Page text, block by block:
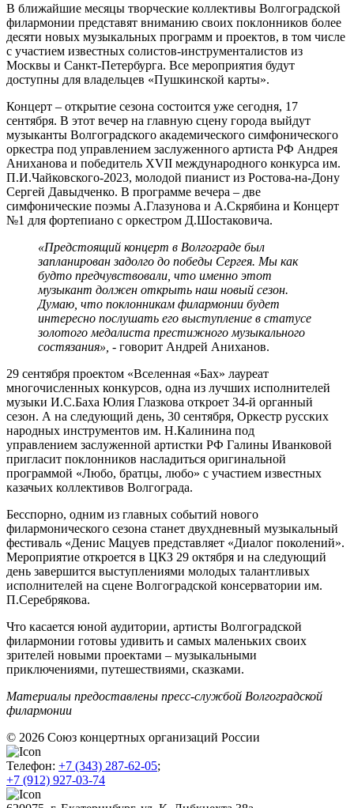
В ближайшие месяцы творческие коллективы Волгоградской
филармонии представят вниманию своих поклонников более
десяти новых музыкальных программ и проектов, в том числе
с участием известных солистов-инструменталистов из
Москвы и Санкт-Петербурга. Все мероприятия будут
доступны для владельцев «Пушкинской карты».
Концерт – открытие сезона состоится уже сегодня, 17
сентября. В этот вечер на главную сцену города выйдут
музыканты Волгоградского академического симфонического
оркестра под управлением заслуженного артиста РФ Андрея
Аниханова и победитель XVII международного конкурса им.
П.И.Чайковского-2023, молодой пианист из Ростова-на-Дону
Сергей Давыдченко. В программе вечера – две
симфонические поэмы А.Глазунова и А.Скрябина и Концерт
№1 для фортепиано с оркестром Д.Шостаковича.
«Предстоящий концерт в Волгограде был
запланирован задолго до победы Сергея. Мы как
будто предчувствовали, что именно этот
музыкант должен открыть наш новый сезон.
Думаю, что поклонникам филармонии будет
интересно послушать его выступление в статусе
золотого медалиста престижного музыкального
состязания», - говорит Андрей Аниханов.
29 сентября проектом «Вселенная «Бах» лауреат
многочисленных конкурсов, одна из лучших исполнителей
музыки И.С.Баха Юлия Глазкова откроет 34-й органный
сезон. А на следующий день, 30 сентября, Оркестр русских
народных инструментов им. Н.Калинина под
управлением заслуженной артистки РФ Галины Иванковой
пригласит поклонников насладиться оригинальной
программой «Любо, братцы, любо» с участием известных
казачьих коллективов Волгограда.
Бесспорно, одним из главных событий нового
филармонического сезона станет двухдневный музыкальный
фестиваль «Денис Мацуев представляет «Диалог поколений».
Мероприятие откроется в ЦКЗ 29 октября и на следующий
день завершится выступлениями молодых талантливых
исполнителей на сцене Волгоградской консерватории им.
П.Серебрякова.
Что касается юной аудитории, артисты Волгоградской
филармонии готовы удивить и самых маленьких своих
зрителей новыми проектами – музыкальными
приключениями, путешествиями, сказками.
Материалы предоставлены пресс-службой Волгоградской
филармонии
© 2026 Союз концертных организаций России
Телефон: +7 (343) 287-62-05;
+7 (912) 927-03-74